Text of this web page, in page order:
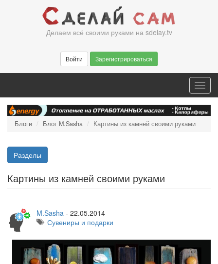
Делаем всё своими руками на sdelay.tv
Войти Зарегистрироваться
Блоги Блог M.Sasha Картины из камней своими руками
Разделы
Картины из камней своими руками
M.Sasha - 22.05.2014
Сувениры и подарки